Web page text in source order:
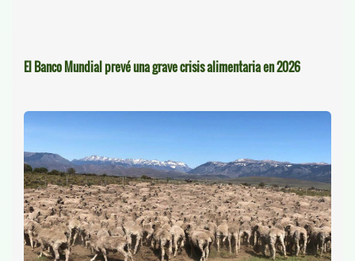
El Banco Mundial prevé una grave crisis alimentaria en 2026